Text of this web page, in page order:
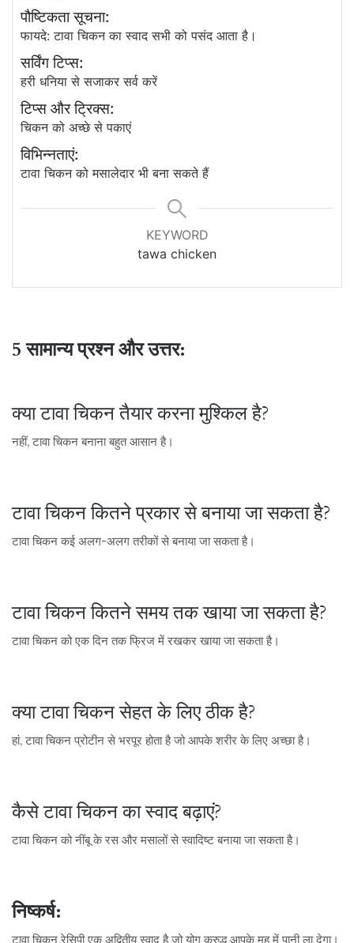
पौष्टिकता सूचना:
फायदे: टावा चिकन का स्वाद सभी को पसंद आता है।
सर्विंग टिप्स:
हरी धनिया से सजाकर सर्व करें
टिप्स और ट्रिक्स:
चिकन को अच्छे से पकाएं
विभिन्नताएं:
टावा चिकन को मसालेदार भी बना सकते हैं
KEYWORD
tawa chicken
5 सामान्य प्रश्न और उत्तर:
क्या टावा चिकन तैयार करना मुश्किल है?
नहीं, टावा चिकन बनाना बहुत आसान है।
टावा चिकन कितने प्रकार से बनाया जा सकता है?
टावा चिकन कई अलग-अलग तरीकों से बनाया जा सकता है।
टावा चिकन कितने समय तक खाया जा सकता है?
टावा चिकन को एक दिन तक फ्रिज में रखकर खाया जा सकता है।
क्या टावा चिकन सेहत के लिए ठीक है?
हां, टावा चिकन प्रोटीन से भरपूर होता है जो आपके शरीर के लिए अच्छा है।
कैसे टावा चिकन का स्वाद बढ़ाएं?
टावा चिकन को नींबू के रस और मसालों से स्वादिष्ट बनाया जा सकता है।
निष्कर्ष:
टावा चिकन रेसिपी एक अद्वितीय स्वाद है जो योग क्रुद्ध आपके मुह में पानी ला देगा।